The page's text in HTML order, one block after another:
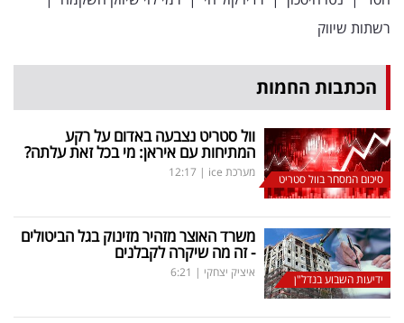
רשתות שיווק
הכתבות החמות
סיכום המסחר בוול סטריט
וול סטריט נצבעה באדום על רקע
המתיחות עם איראן: מי בכל זאת עלתה?
מערכת ice |
12:17
ידיעות השבוע בנדל"ן
משרד האוצר מזהיר מזינוק בגל הביטולים
- זה מה שיקרה לקבלנים
איציק יצחקי |
6:21